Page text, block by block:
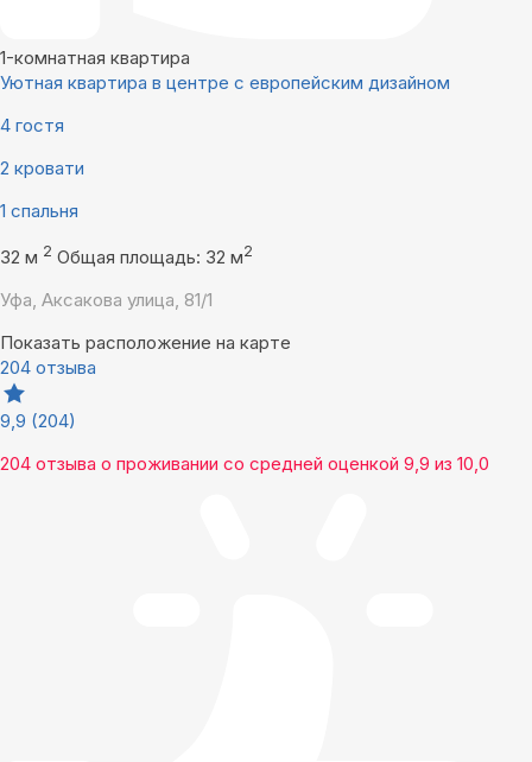
1-комнатная квартира
Уютная квартира в центре с европейским дизайном
4 гостя
2 кровати
1 спальня
32 м 2 Общая площадь: 32 м2
Уфа, Аксакова улица, 81/1
Показать расположение на карте
204 отзыва
9,9 (204)
204 отзыва о проживании со средней оценкой 9,9 из 10,0